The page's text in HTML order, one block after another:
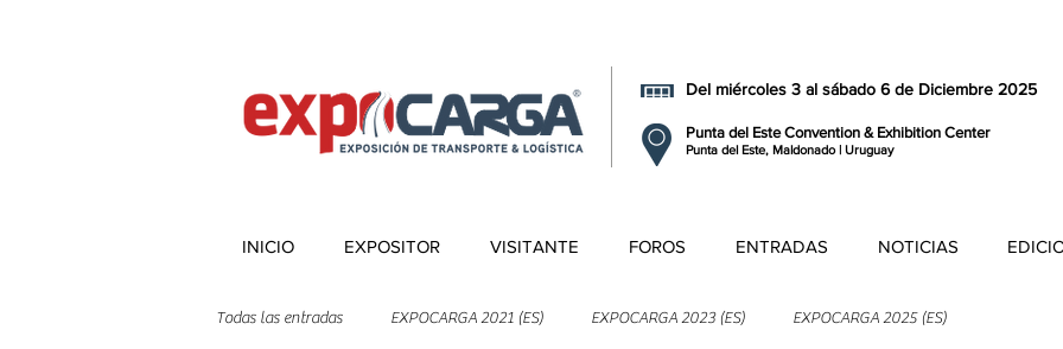
Punta del Este Convention & Exhibition Center
Punta del Este, Maldonado | Uruguay
Del miércoles 3 al sábado 6 de Diciembre 2025
INICIO EXPOSITOR VISITANTE FOROS ENTRADAS NOTICIAS
Todas las entradas EXPOCARGA 2021 (ES) EXPOCARGA 2023 (ES) EXPOCARGA 2025 (ES)